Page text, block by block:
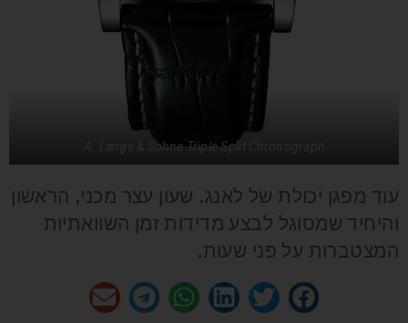
A. Lange & Sohne Triple Split Chronograph
עוד מפגן יכולת של לאנג. שעון עצר מכני, הראשון
והיחיד שמסוגל לבצע מדידות זמן השוואתיות
המצטברות על פני שעות.